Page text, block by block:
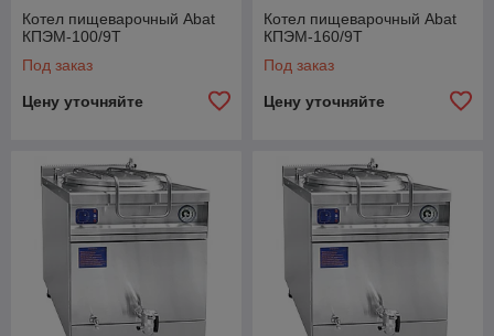
Котел пищеварочный Abat
КПЭМ-100/9Т
Под заказ
Цену уточняйте
Котел пищеварочный Abat
КПЭМ-160/9Т
Под заказ
Цену уточняйте